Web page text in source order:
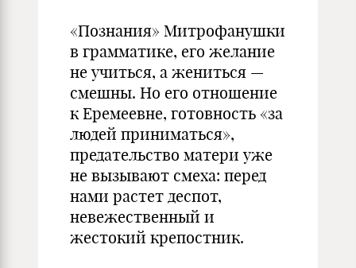
«Познания» Митрофанушки
в грамматике, его желание
не учиться, а жениться —
смешны. Но его отношение
к Еремеевне, готовность «за
людей приниматься»,
предательство матери уже
не вызывают смеха: перед
нами растет деспот,
невежественный и
жестокий крепостник.